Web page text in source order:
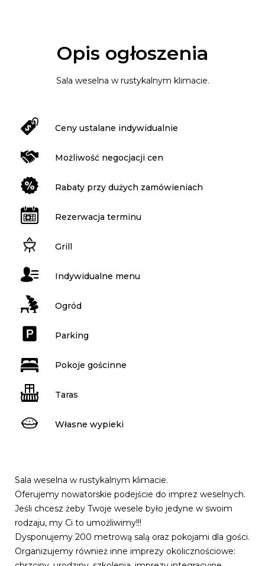
Opis ogłoszenia
Sala weselna w rustykalnym klimacie.
Ceny ustalane indywidualnie
Możliwość negocjacji cen
Rabaty przy dużych zamówieniach
Rezerwacja terminu
Grill
Indywidualne menu
Ogród
Parking
Pokoje gościnne
Taras
Własne wypieki
Sala weselna w rustykalnym klimacie.
Oferujemy nowatorskie podejście do imprez weselnych.
Jeśli chcesz żeby Twoje wesele było jedyne w swoim
rodzaju, my Ci to umożliwimy!!!
Dysponujemy 200 metrową salą oraz pokojami dla gości.
Organizujemy również inne imprezy okolicznościowe: